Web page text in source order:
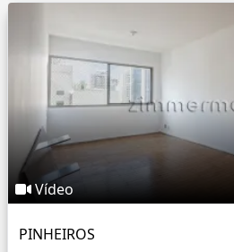
Vídeo
PINHEIROS